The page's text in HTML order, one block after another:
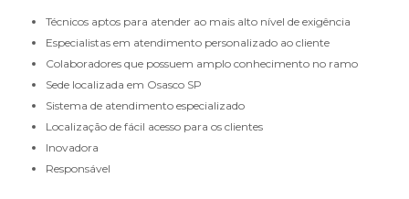
técnicos aptos para atender ao mais alto nível de exigência
especialistas em atendimento personalizado ao cliente
colaboradores que possuem amplo conhecimento no ramo
sede localizada em Osasco SP
sistema de atendimento especializado
localização de fácil acesso para os clientes
inovadora
responsável